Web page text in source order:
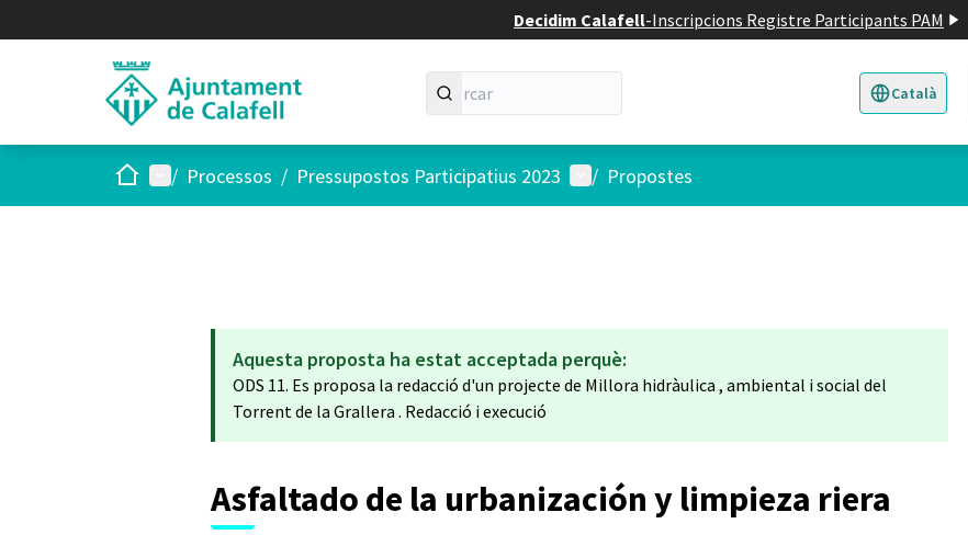
Decidim Calafell-Inscripcions Registre Participants PAM
Català
Triar la llengua
Inici Menú principal
/ Processos / Pressupostos Participatius 2023 Menú d'usuari
/ Propostes
Aquesta proposta ha estat acceptada perquè:
ODS 11. Es proposa la redacció d'un projecte de Millora hidràulica , ambiental i social del
Torrent de la Grallera . Redacció i execució
Asfaltado de la urbanización y limpieza riera